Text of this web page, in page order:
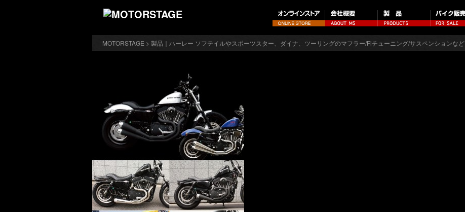
MOTORSTAGE > 製品｜ハーレー ソフテイルやスポーツスター、ダイナ、ツーリングのマフラー/Fiチューニング/サスペンションなど